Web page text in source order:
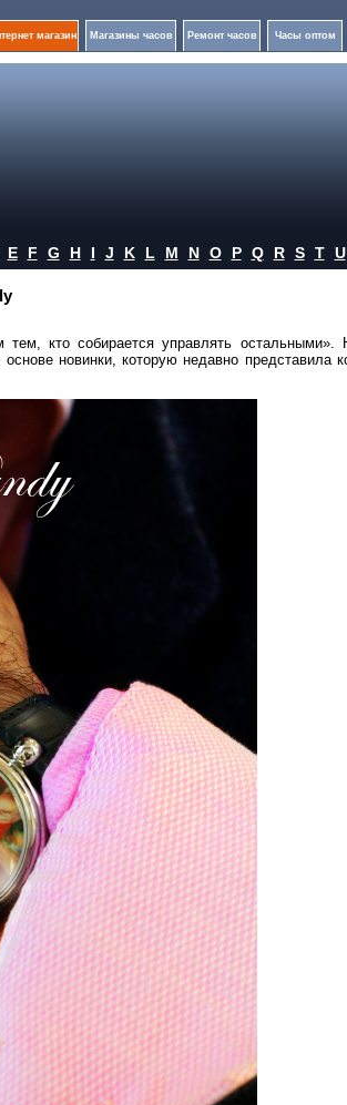
магазин Магазины часов Ремонт часов Часы оптом
E F G H I J K L M N O P Q R S T U
кто собирается управлять остальными».
новинки, которую недавно представила